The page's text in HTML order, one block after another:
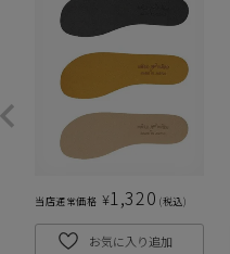
当店通常価格 ¥1,320 税込
お気に入り追加